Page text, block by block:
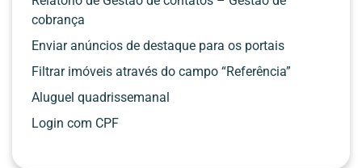
cobrança
Enviar anúncios de destaque para os portais
Filtrar imóveis através do campo “Referência”
Aluguel quadrissemanal
Login com CPF